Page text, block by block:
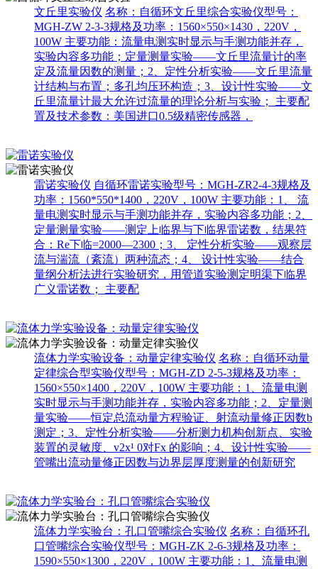
文丘里实验仪 名称：自循环文丘里综合实验仪型号：
MGH-ZW 2-3-3规格及功率：1560×550×1430，220V，
100W 主要功能：流量电测实时显示与手测功能并存，
实验内容多功能；定量测量实验——文丘里流量计的率
定及流量因数的测量；2、定性分析实验——文丘里流量
计结构与布置；多孔均压环构造；3、设计性实验——文
丘里流量计最大允许过流量的理论分析与实验； 主要配
置及技术参数：美国进口0.5级精密传感器，
雷诺实验仪 自循环雷诺实验型号：MGH-ZR2-4-3规格及
功率：1560*550*1400，220V，100W 主要功能：1、 流
量电测实时显示与手测功能并存，实验内容多功能；2、
定量测量实验——测定上临界与下临界雷诺数，结果符
合：Re下临=2000—2300；3、 定性分析实验——观察层
流与湍流（紊流）两种流态；4、 设计性实验——结合
量纲分析法进行实验研究，用管道实验测定明渠下临界
广义雷诺数； 主要配
流体力学实验设备：动量定律实验仪 名称：自循环动量
定律综合型实验仪型号：MGH-ZD 2-5-3规格及功率：
1560×550×1400，220V，100W 主要功能：1、流量电测
实时显示与手测功能并存，实验内容多功能；2、定量测
量实验——恒定总流动量方程验证、射流动量修正因数b
测定；3、定性分析实验——分析测力机构创新点、实验
装置的灵敏度、v2x¹ 0对Fx 的影响；4、设计性实验——
管嘴出流动量修正因数与边界层厚度测量的创新研究
流体力学实验台：孔口管嘴综合实验仪 名称：自循环孔
口管嘴综合实验仪型号：MGH-ZK 2-6-3规格及功率：
1590×550×1300，220V，100W 主要功能：1、流量电测